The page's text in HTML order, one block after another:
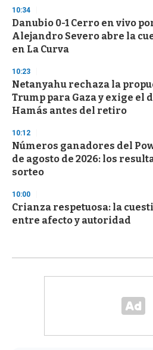
10:34
Danubio 0-1 Cerro en vivo
Alejandro Severo abre la
en La Curva
10:23
Netanyahu rechaza la
Trump para Gaza y exige el
Hamás antes del retiro
10:12
Números ganadores del
de agosto de 2026: los
sorteo
10:00
Crianza respetuosa: la
entre afecto y autoridad